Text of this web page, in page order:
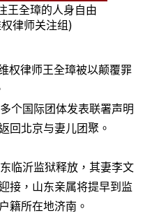
王全璋的人身自由
律师关注组)
权律师王全璋被以颠覆罪
多个国际团体发表联署声明
回北京与妻儿团聚。
临沂监狱释放，其妻李文
接，山东亲属将提早到监
籍所在地济南。